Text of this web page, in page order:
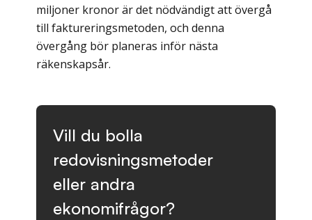
miljoner kronor är det nödvändigt att övergå
till faktureringsmetoden, och denna
övergång bör planeras inför nästa
räkenskapsår.
Vill du bolla
redovisningsmetoder
eller andra
ekonomifrågor?